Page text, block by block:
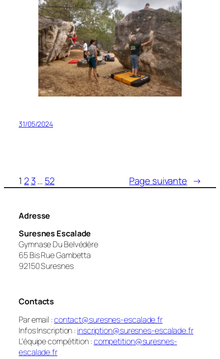
31/05/2024
1 2 3… 52 Page suivante →
Adresse
Suresnes Escalade
Gymnase Du Belvédère
65 Bis Rue Gambetta
92150 Suresnes
Contacts
Par email :contact@suresnes-escalade.fr
Infos Inscription : inscription@suresnes-escalade.fr
L’équipe compétition :competition@suresnes-
escalade.fr